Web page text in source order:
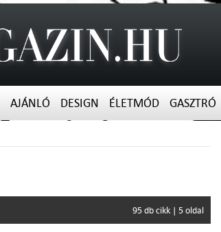
AJÁNLÓ DESIGN ÉLETMÓD GASZTRÓ
95 db cikk | 5 oldal